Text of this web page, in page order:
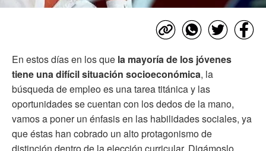
En estos días en los que la mayoría de los jóvenes
tiene una difícil situación socioeconómica, la
búsqueda de empleo es una tarea titánica y las
oportunidades se cuentan con los dedos de la mano,
vamos a poner un énfasis en las habilidades sociales, ya
que éstas han cobrado un alto protagonismo de